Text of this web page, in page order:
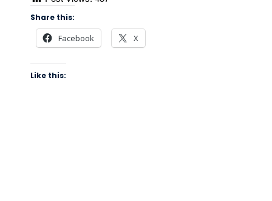
Share this:
Facebook X
Like this: